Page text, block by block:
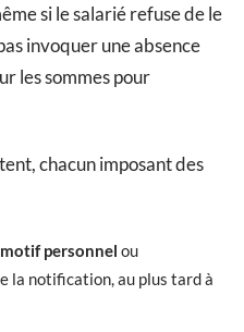
si le salarié refuse de le
invoquer une absence
les sommes pour
chacun imposant des
personnel ou
la notification, au plus tard à